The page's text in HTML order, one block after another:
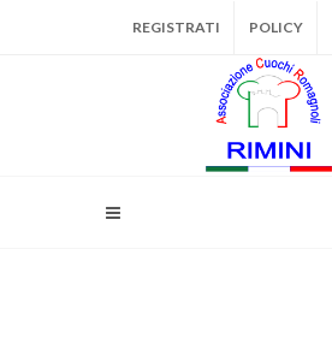
REGISTRATI POLICY